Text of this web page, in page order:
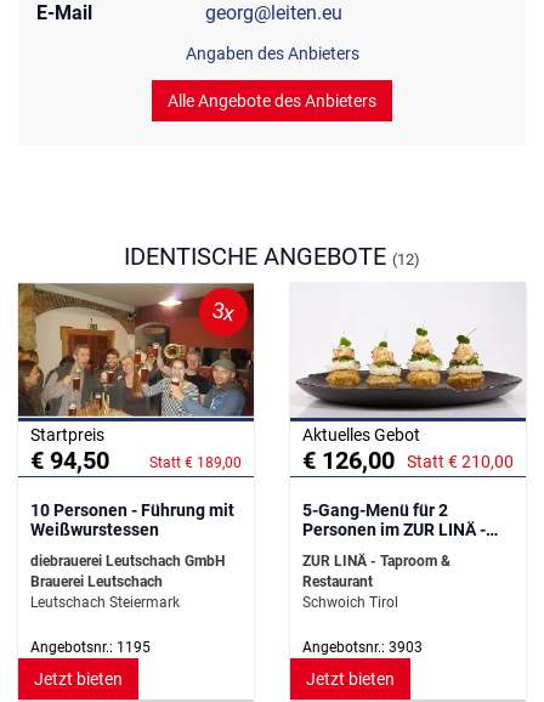
E-Mail georg@leiten.eu
Angaben des Anbieters
Alle Angebote des Anbieters
IDENTISCHE ANGEBOTE (12)
3x
Startpreis
€ 94,50 Statt € 189,00
10 Personen - Führung mit
Weißwurstessen
diebrauerei Leutschach GmbH
Brauerei Leutschach
Leutschach Steiermark
Angebotsnr.: 1195
Jetzt bieten
Aktuelles Gebot
€ 126,00 Statt € 210,00
5-Gang-Menü für 2
Personen im ZUR LINÄ -
Taproom & Restaurant
ZUR LINÄ - Taproom &
Restaurant
Schwoich Tirol
Angebotsnr.: 3903
Jetzt bieten